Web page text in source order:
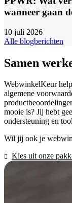
wanneer gaan
10 juli 2026
Alle blogberichten
Samen
WebwinkelKeur
algemene
mooie is? Jij hebt
ondersteuning en
Wil jij ook je
Kies uit onze